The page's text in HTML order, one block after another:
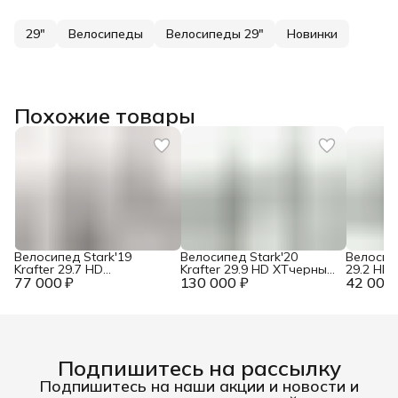
29" Велосипеды Велосипеды 29" Новинки
Похожие товары
77 000 ₽
Велосипед Stark'19
Krafter 29.7 HD
оранжевый/чёрный 22" 130 000 ₽
Велосипед Stark'20
Krafter 29.9 HD XTчерный/
серебристый 22" 42 000
29.2 HD
Подпишитесь на рассылку
Подпишитесь на наши акции и новости и